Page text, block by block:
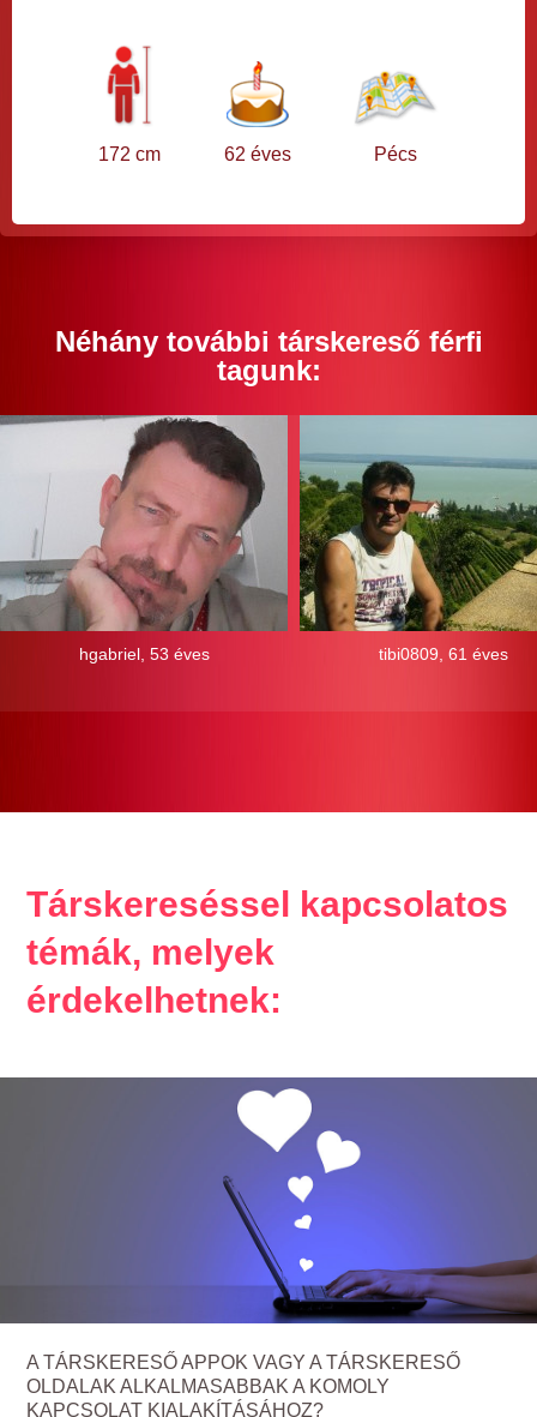
172 cm 62 éves Pécs
Néhány további társkereső férfi
tagunk:
hgabriel, 53 éves tibi0809, 61 éves
Társkereséssel kapcsolatos
témák, melyek
érdekelhetnek:
A TÁRSKERESŐ APPOK VAGY A TÁRSKERESŐ
OLDALAK ALKALMASABBAK A KOMOLY
KAPCSOLAT KIALAKÍTÁSÁHOZ?